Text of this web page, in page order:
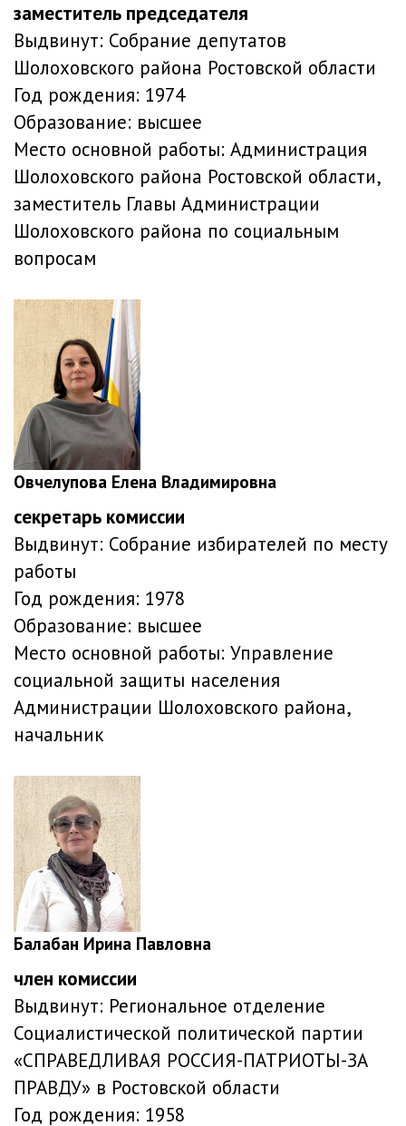
заместитель председателя
Выдвинут: Собрание депутатов
Шолоховского района Ростовской области
Год рождения: 1974
Образование: высшее
Место основной работы: Администрация
Шолоховского района Ростовской области,
заместитель Главы Администрации
Шолоховского района по социальным
вопросам
Овчелупова Елена Владимировна
секретарь комиссии
Выдвинут: Собрание избирателей по месту
работы
Год рождения: 1978
Образование: высшее
Место основной работы: Управление
социальной защиты населения
Администрации Шолоховского района,
начальник
Балабан Ирина Павловна
член комиссии
Выдвинут: Региональное отделение
Социалистической политической партии
«СПРАВЕДЛИВАЯ РОССИЯ-ПАТРИОТЫ-ЗА
ПРАВДУ» в Ростовской области
Год рождения: 1958